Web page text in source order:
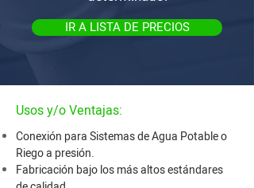
IR A LISTA DE PRECIOS
Usos y/o Ventajas:
Conexión para Sistemas de Agua Potable o
Riego a presión.
Fabricación bajo los más altos estándares